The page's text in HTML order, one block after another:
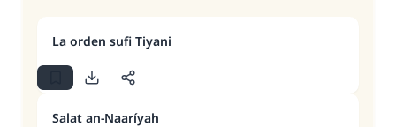
La orden sufi Tiyani
Salat an-Naaríyah